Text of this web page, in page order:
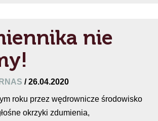
nie
/ 26.04.2020
roku przez wędrownicze środowisko
okrzyki zdumienia,